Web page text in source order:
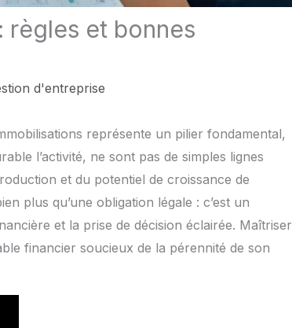
règles et bonnes
d'entreprise
représente un pilier fondamental,
l’activité, ne sont pas de simples lignes
et du potentiel de croissance de
plus qu’une obligation légale : c’est un
et la prise de décision éclairée. Maîtriser
financier soucieux de la pérennité de son